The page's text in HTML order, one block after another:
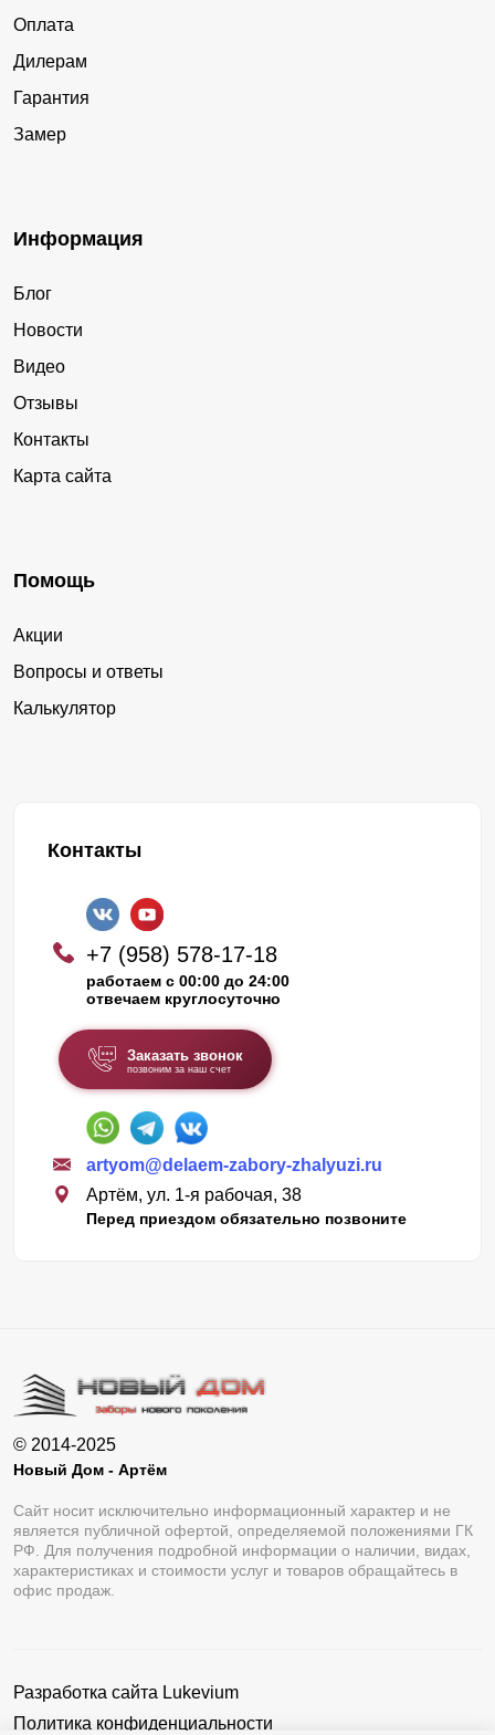
Оплата
Дилерам
Гарантия
Замер
Информация
Блог
Новости
Видео
Отзывы
Контакты
Карта сайта
Помощь
Акции
Вопросы и ответы
Калькулятор
Контакты
+7 (958) 578-17-18
работаем с 00:00 до 24:00
отвечаем круглосуточно
Заказать звонок
позвоним за наш счет
artyom@delaem-zabory-zhalyuzi.ru
Артём, ул. 1-я рабочая, 38
Перед приездом обязательно позвоните
© 2014-2025
Новый Дом - Артём
Сайт носит исключительно информационный характер и не
является публичной офертой, определяемой положениями ГК
РФ. Для получения подробной информации о наличии, видах,
характеристиках и стоимости услуг и товаров обращайтесь в
офис продаж.
Разработка сайта Lukevium
Политика конфиденциальности